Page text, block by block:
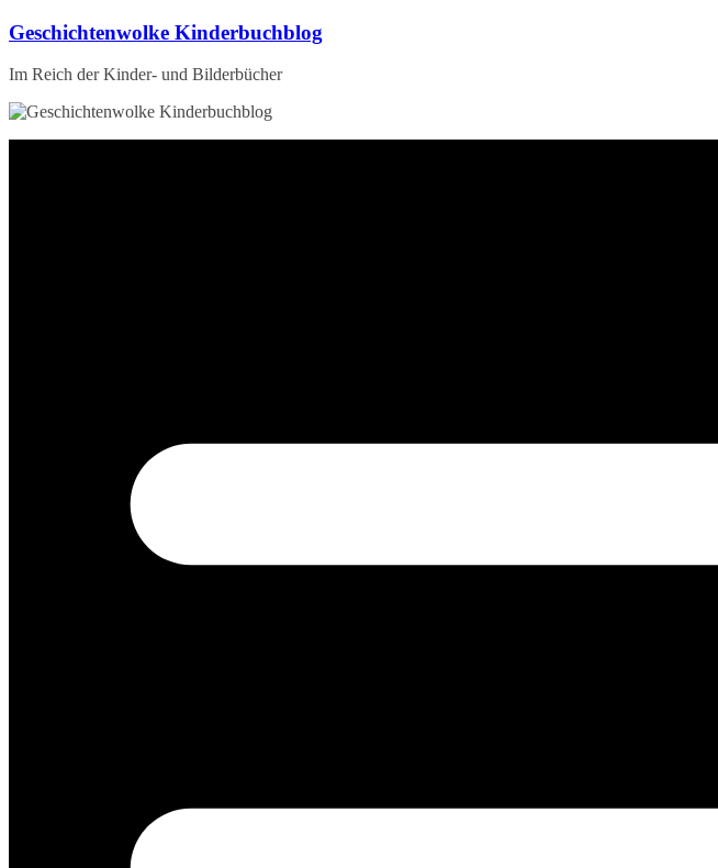
Zum
springen
Geschichtenwolke Kinderbuchblog
Im Reich der Kinder- und Bilderbücher